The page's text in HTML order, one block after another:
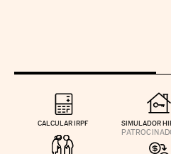
CALCULAR IRPF SIMULADOR